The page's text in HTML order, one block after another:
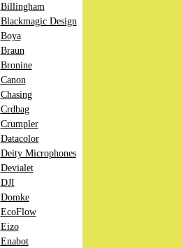
Billingham
Blackmagic Design
Boya
Braun
Bronine
Canon
Chasing
Crdbag
Crumpler
Datacolor
Deity Microphones
Devialet
DJI
Domke
EcoFlow
Eizo
Enabot